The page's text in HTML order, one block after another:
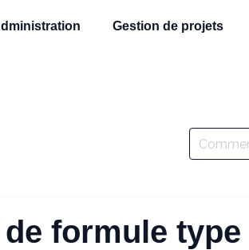
Gestion de projets
formule type